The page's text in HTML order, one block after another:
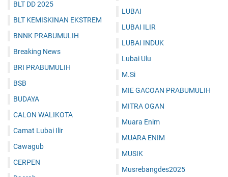
BLT DD 2025
BLT KEMISKINAN EKSTREM
BNNK PRABUMULIH
Breaking News
BRI PRABUMULIH
BSB
BUDAYA
CALON WALIKOTA
Camat Lubai Ilir
Cawagub
CERPEN
LUBAI
LUBAI ILIR
LUBAI INDUK
Lubai Ulu
M.Si
MIE GACOAN PRABUMULIH
MITRA OGAN
Muara Enim
MUARA ENIM
MUSIK
Musrebangdes2025